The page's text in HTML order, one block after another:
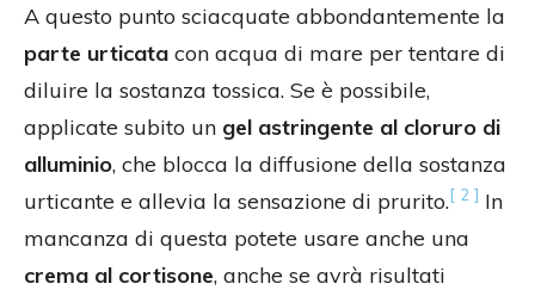
A questo punto sciacquate abbondantemente la
parte urticata con acqua di mare per tentare di
diluire la sostanza tossica. Se è possibile,
applicate subito un gel astringente al cloruro di
alluminio, che blocca la diffusione della sostanza
urticante e allevia la sensazione di prurito.[ 2 ] In
mancanza di questa potete usare anche una
crema al cortisone, anche se avrà risultati